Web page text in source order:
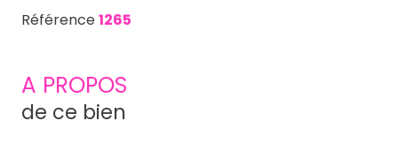
Référence1265
A PROPOS
de ce bien